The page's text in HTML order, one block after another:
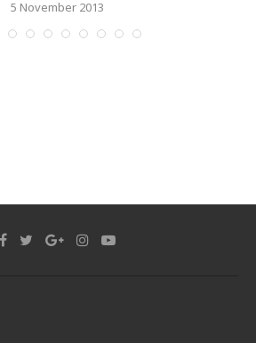
5 November 2013